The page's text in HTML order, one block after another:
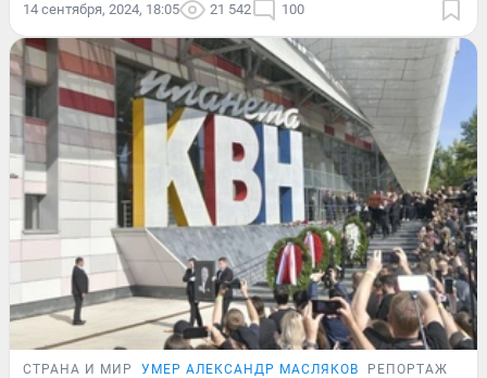
14 сентября, 2024, 18:05 21 542 100
СТРАНА И МИР УМЕР АЛЕКСАНДР МАСЛЯКОВ РЕПОРТАЖ